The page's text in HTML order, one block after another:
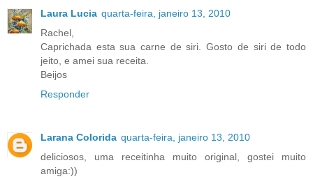
Laura Lucia quarta-feira, janeiro 13, 2010
Rachel,
Caprichada esta sua carne de siri. Gosto de siri de todo
jeito, e amei sua receita.
Beijos
Responder
Larana Colorida quarta-feira, janeiro 13, 2010
deliciosos, uma receitinha muito original, gostei muito
amiga:))